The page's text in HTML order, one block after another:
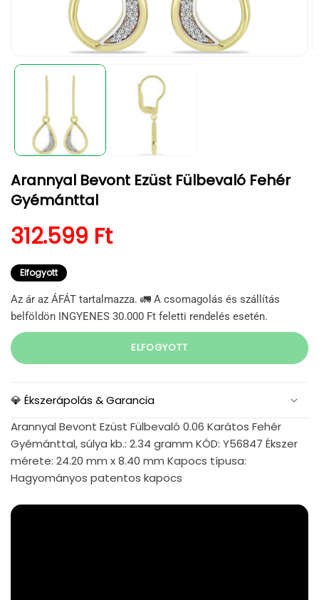
médiafájl
megnyitása
párbeszédpanelen
Arannyal Bevont Ezüst Fülbevaló Fehér
Gyémánttal
Normál ár
312.599 Ft
Elfogyott
Az ár az ÁFÁT tartalmazza. 🚛 A csomagolás és szállítás
belföldön INGYENES 30.000 Ft feletti rendelés esetén.
ELFOGYOTT
💎 Ékszerápolás & Garancia
Arannyal Bevont Ezüst Fülbevaló 0.06 Karátos Fehér
Gyémánttal, súlya kb.: 2.34 gramm KÓD: Y56847 Ékszer
mérete: 24.20 mm x 8.40 mm Kapocs típusa:
Hagyományos patentos kapocs